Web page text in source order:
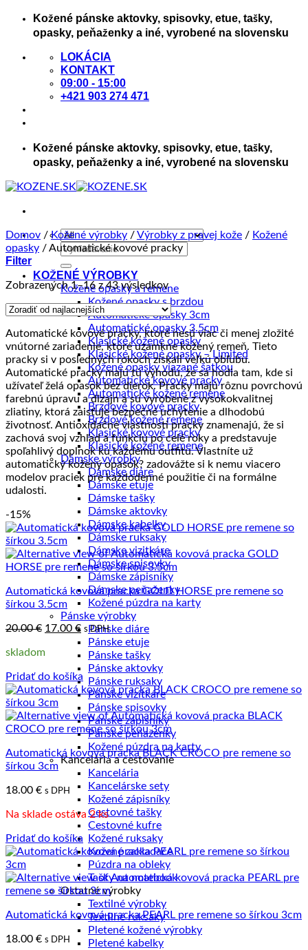
Skip
Kožené pánske aktovky, spisovky, etue, tašky,
opasky, peňaženky a iné, vyrobené na slovensku
LOKÁCIA
KONTAKT
09:00 - 15:00
+421 903 274 471
Kožené pánske aktovky, spisovky, etue, tašky,
opasky, peňaženky a iné, vyrobené na slovensku
Hľadať:
KOŽENÉ VÝROBKY
Kožené opasky a remene
Kožené opasky s brzdou
Automatické opasky 3cm
Automatické opasky 3.5cm
Klasické kožené opasky
Klasické kožené opasky – Limited
Kožené opasky viazané šatkou
Automatické kovové pracky
Automatické kožené remene
Brzdové kovové pracky
Brzdové kožené remene
Klasické kovové pracky
Klasické kožené remene
Dámske výrobky
Dámske diáre
Dámske etuje
Dámske tašky
Dámske aktovky
Dámske kabelky
Dámske ruksaky
Dámske vizitkáre
Dámske spisovky
Dámske zápisníky
Dámske peňaženky
Kožené púzdra na karty
Pánske výrobky
Pánske diáre
Pánske etuje
Pánske tašky
Pánske aktovky
Pánske ruksaky
Pánske vizitkáre
Pánske spisovky
Pánske zápisníky
Pánske peňaženky
Kožené púzdra na karty
Kancelária a cestovanie
Kancelária
Kancelárske sety
Kožené zápisníky
Cestovné tašky
Cestovné kufre
Kožené ruksaky
Kožené zakladače
Púzdra na obleky
Tašky na notebook
Ostatné výrobky
Textilné výrobky
Textilné ruksaky
Pletené kožené výrobky
Pletené kabelky
Domov / Kožené výrobky /Výrobky z pravej kože / Kožené
opasky /Automatické kovové pracky
Filter
Zobrazených 1–16 z 43 výsledkovZoradené
podľa
ceny:
od
najnižšej
po
najvyššiu
Automatické kovové pracky, ktoré nesú viac či menej zložité
vnútorné zariadenie, ktoré uzamkne kožený remeň. Tieto
pracky si v posledných rokoch získali veľkú obľubu.
Automatické pracky majú tú výhodu, že sa hodia tam, kde si
užívateľ želá opasok bez dierok. Pracky majú rôznu povrchovú
farebnú úpravu a dizajn a sú vyrobené z vysokokvalitnej
zliatiny, ktorá zaisťuje bezpečné uchytenie a dlhodobú
životnosť. Antioxidačné vlastnosti pracky znamenajú, že si
zachová svoj vzhľad a funkciu po celé roky a predstavuje
spoľahlivý doplnok ku každému outfitu. Vlastníte už
automatický kožený opasok? zadovážte si k nemu viacero
modelov praciek pre každodenné použitie či na formálne
udalosti.
-15%
Automatická kovová pracka GOLD HORSE pre remene so
šírkou 3.5cm
20.00€ Pôvodná
bola:
20.00 €.
17.00 €Aktuálna
cena
je:
17.00 €.
s DPH
skladom
Pridať do košíka
Automatická kovová pracka BLACK CROCO pre remene so
šírkou 3cm
18.00 € s DPH
Na sklade ostáva 2 ks
Pridať do košíka
Automatická kovová pracka PEARL pre remene so šírkou 3cm
18.00 € s DPH